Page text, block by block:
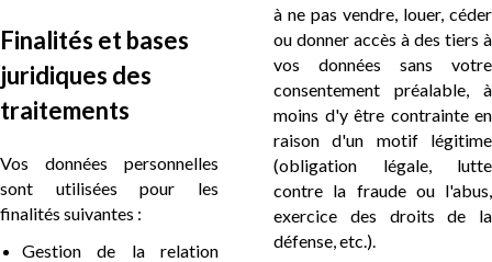
Finalités et bases
juridiques des
traitements
Vos données personnelles
sont utilisées pour les
finalités suivantes :
Gestion de la relation
à ne pas vendre, louer, céder
ou donner accès à des tiers à
vos données sans votre
consentement préalable, à
moins d'y être contrainte en
raison d'un motif légitime
(obligation légale, lutte
contre la fraude ou l'abus,
exercice des droits de la
défense, etc.).